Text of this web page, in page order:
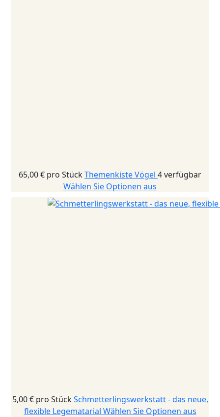
65,00 € pro StückThemenkiste Vögel 4 verfügbar
Wählen Sie Optionen aus
5,00 € pro Stück Schmetterlingswerkstatt - das neue,
flexible Legematarial Wählen Sie Optionen aus